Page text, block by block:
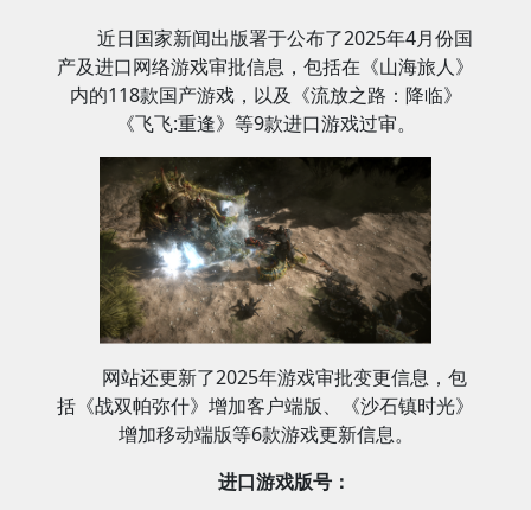
近日国家新闻出版署于公布了2025年4月份国
产及进口网络游戏审批信息，包括在《山海旅人》
内的118款国产游戏，以及《流放之路：降临》
《飞飞:重逢》等9款进口游戏过审。
网站还更新了2025年游戏审批变更信息，包
括《战双帕弥什》增加客户端版、《沙石镇时光》
增加移动端版等6款游戏更新信息。
进口游戏版号：